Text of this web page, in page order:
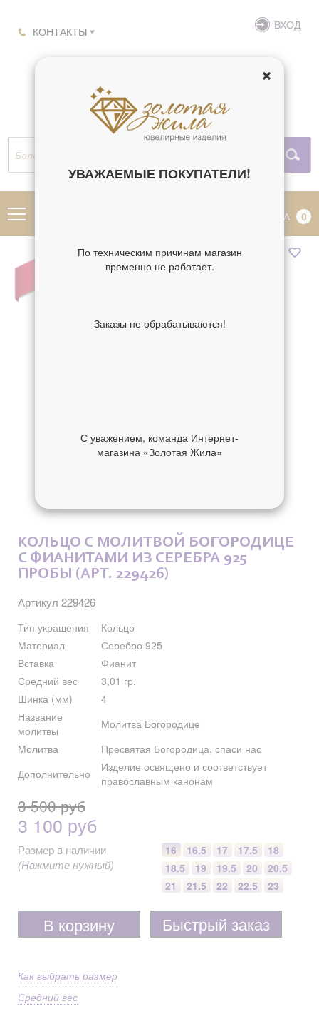
КОНТАКТЫ ВХОД
КОРЗИНА 0
КОЛЬЦО С МОЛИТВОЙ БОГОРОДИЦЕ
С ФИАНИТАМИ ИЗ СЕРЕБРА 925
ПРОБЫ (АРТ. 229426)
Артикул 229426
Тип украшения
Кольцо
Материал
Серебро 925
Вставка
Фианит
Средний вес
3,01 гр.
Шинка (мм)
4
Название
молитвы
Молитва Богородице
Молитва
Пресвятая Богородица, спаси нас
Дополнительно
Изделие освящено и соответствует
православным канонам
3 500 руб
3 100 руб
Размер в наличии
(Нажмите нужный)
16 16.5 17 17.5
18
18.5
19 19.5 20
20.5
21
21.5 22 22.5 23
В корзину Быстрый заказ
Как выбрать размер
Средний вес
УВАЖАЕМЫЕ ПОКУПАТЕЛИ!
По техническим причинам магазин
временно не работает.
Заказы не обрабатываются!
С уважением, команда Интернет-
магазина «Золотая Жила»